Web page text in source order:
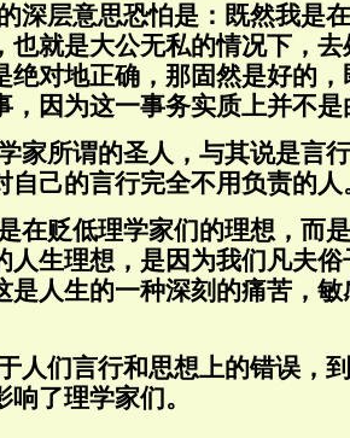
深层意思恐怕是：既然我是
也就是大公无私的情况下，
绝对地正确，那固然是好的
，因为这一事务实质上并不
家所谓的圣人，与其说是言
自己的言行完全不用负责的人
在贬低理学家们的理想，而
人生理想，是因为我们凡夫
是人生的一种深刻的痛苦，
人们言行和思想上的错误，
了理学家们。